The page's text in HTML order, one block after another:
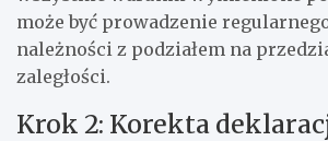
może być prowadzenie
należności z podziałem na
zaległości.
Krok 2: Korekta